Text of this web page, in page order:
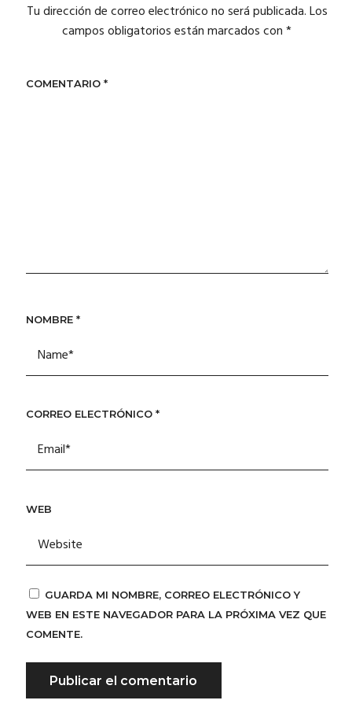
Tu dirección de correo electrónico no será publicada.Los
campos obligatorios están marcados con*
COMENTARIO *
NOMBRE *
CORREO ELECTRÓNICO *
WEB
GUARDA MI NOMBRE, CORREO ELECTRÓNICO Y
WEB EN ESTE NAVEGADOR PARA LA PRÓXIMA VEZ QUE
COMENTE.